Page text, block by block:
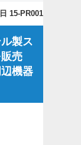
15-PR001
製ス
売
機器